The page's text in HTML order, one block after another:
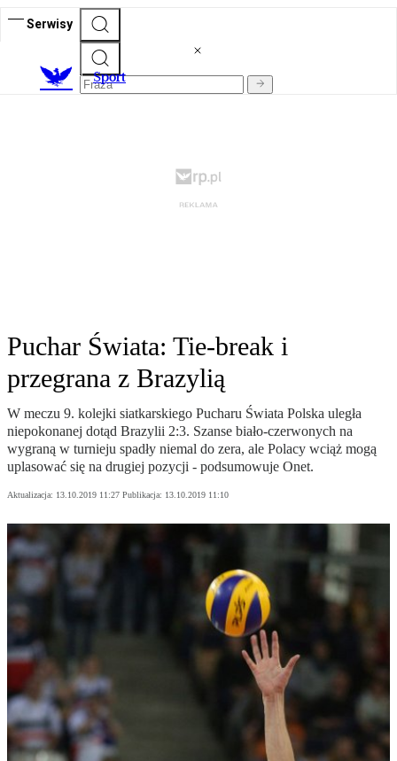
Serwisy
Sport
Puchar Świata: Tie-break i
przegrana z Brazylią
W meczu 9. kolejki siatkarskiego Pucharu Świata Polska uległa
niepokonanej dotąd Brazylii 2:3. Szanse biało-czerwonych na
wygraną w turnieju spadły niemal do zera, ale Polacy wciąż mogą
uplasować się na drugiej pozycji - podsumowuje Onet.
Aktualizacja: 13.10.2019 11:27 Publikacja: 13.10.2019 11:10